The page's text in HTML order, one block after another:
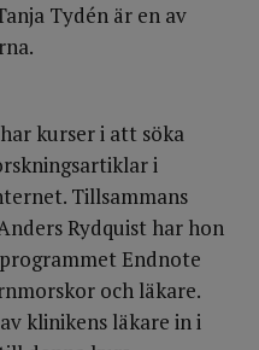
Tydén är en av
kurser i att söka
i
Tillsammans
Rydquist har hon
Endnote
och läkare.
klinikens läkare in i